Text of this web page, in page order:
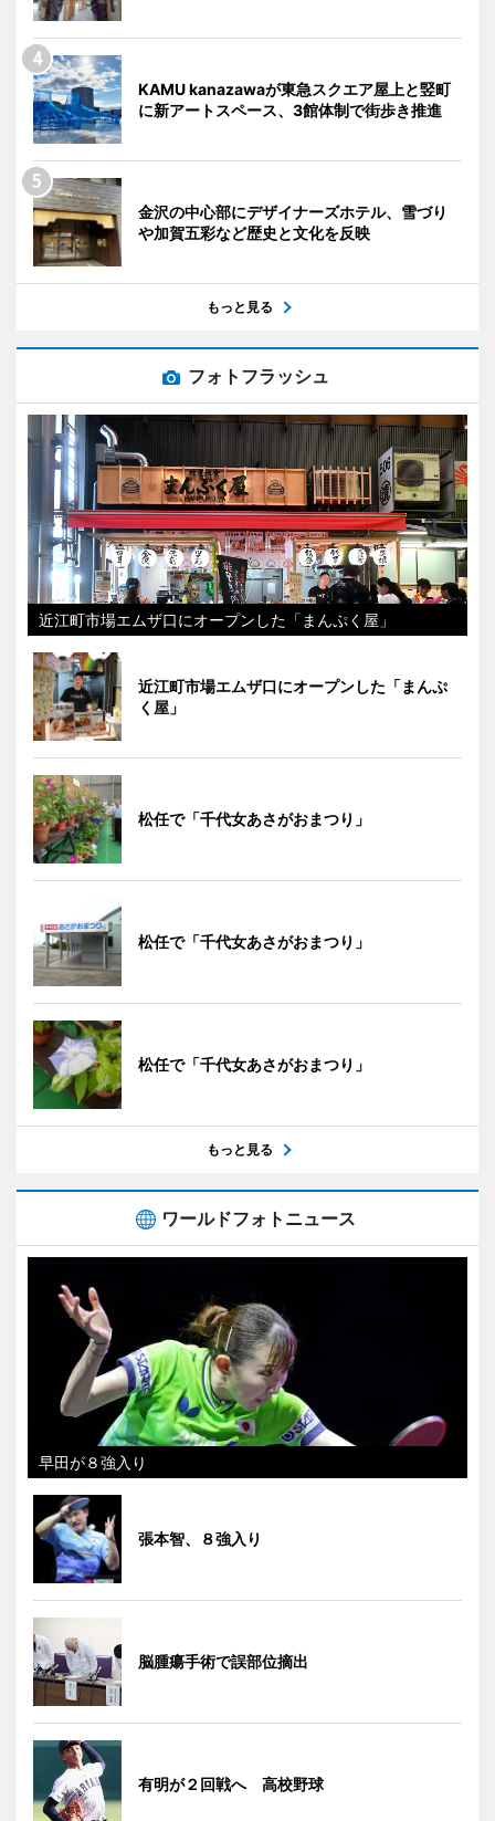
KAMU kanazawaが東急スクエア屋上と竪町
に新アートスペース、3館体制で街歩き推進
金沢の中心部にデザイナーズホテル、雪づり
や加賀五彩など歴史と文化を反映
もっと見る
フォトフラッシュ
近江町市場エムザ口にオープンした「まんぷく屋」
近江町市場エムザ口にオープンした「まんぷ
く屋」
松任で「千代女あさがおまつり」
松任で「千代女あさがおまつり」
松任で「千代女あさがおまつり」
もっと見る
ワールドフォトニュース
早田が８強入り
張本智、８強入り
脳腫瘍手術で誤部位摘出
有明が２回戦へ 高校野球